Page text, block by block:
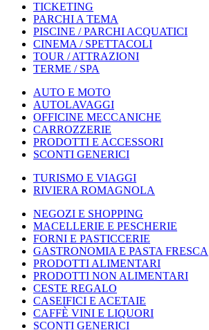
TICKETING
PARCHI A TEMA
PISCINE / PARCHI ACQUATICI
CINEMA / SPETTACOLI
TOUR / ATTRAZIONI
TERME / SPA
AUTO E MOTO
AUTOLAVAGGI
OFFICINE MECCANICHE
CARROZZERIE
PRODOTTI E ACCESSORI
SCONTI GENERICI
TURISMO E VIAGGI
RIVIERA ROMAGNOLA
NEGOZI E SHOPPING
MACELLERIE E PESCHERIE
FORNI E PASTICCERIE
GASTRONOMIA E PASTA FRESCA
PRODOTTI ALIMENTARI
PRODOTTI NON ALIMENTARI
CESTE REGALO
CASEIFICI E ACETAIE
CAFFÈ VINI E LIQUORI
SCONTI GENERICI